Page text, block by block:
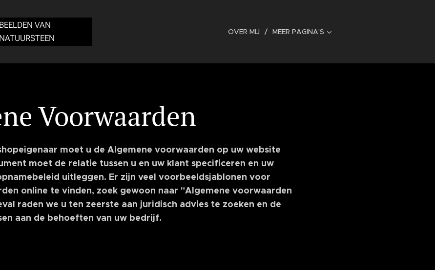
BEELDEN VAN
NATUURSTEEN
OVER MIJ MEER PAGINA'S
Voorwaarden
moet u de Algemene voorwaarden op uw website
moet de relatie tussen u en uw klant specificeren en uw
uitleggen. Er zijn veel voorbeeldsjablonen voor
online te vinden, zoek gewoon naar "Algemene voorwaarden
raden we u ten zeerste aan juridisch advies te zoeken en de
aan de behoeften van uw bedrijf.